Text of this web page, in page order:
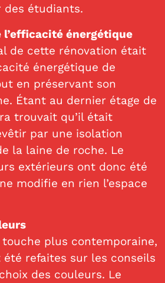
des étudiants.
l’efficacité énergétique
de cette rénovation était
énergétique de
en préservant son
Étant au dernier étage de
trouvait qu’il était
par une isolation
la laine de roche. Le
extérieurs ont donc été
modifie en rien l’espace
plus contemporaine,
refaites sur les conseils
des couleurs. Le